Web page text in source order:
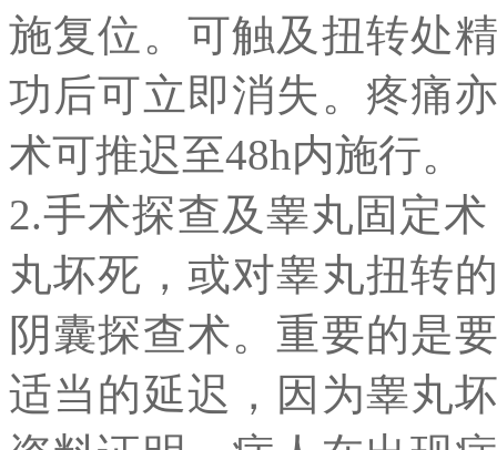
施复位。可触及扭转处
功后可立即消失。疼痛
术可推迟至48h内施行。
2.手术探查及睾丸固定
丸坏死，或对睾丸扭转
阴囊探查术。重要的是
适当的延迟，因为睾丸